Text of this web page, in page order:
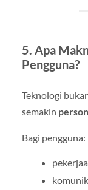
5. Apa
Pengguna?
Teknologi
semakin
Bagi pengguna: